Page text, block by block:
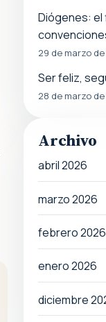
Diógenes:
29 de marzo
Ser feliz,
28 de marzo
Archivo
abril 2026
marzo 2026
febrero 2026
enero 2026
diciembre